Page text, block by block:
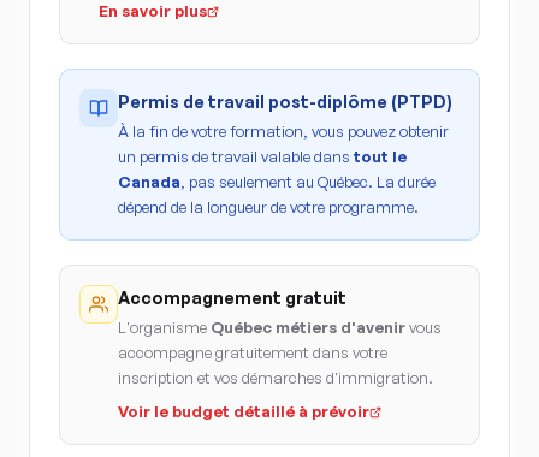
En savoir plus
Permis de travail post-diplôme (PTPD)
À la fin de votre formation, vous pouvez obtenir
un permis de travail valable dans tout le
Canada , pas seulement au Québec. La durée
dépend de la longueur de votre programme.
Accompagnement gratuit
L'organisme Québec métiers d'avenirvous
accompagne gratuitement dans votre
inscription et vos démarches d'immigration.
Voir le budget détaillé à prévoir